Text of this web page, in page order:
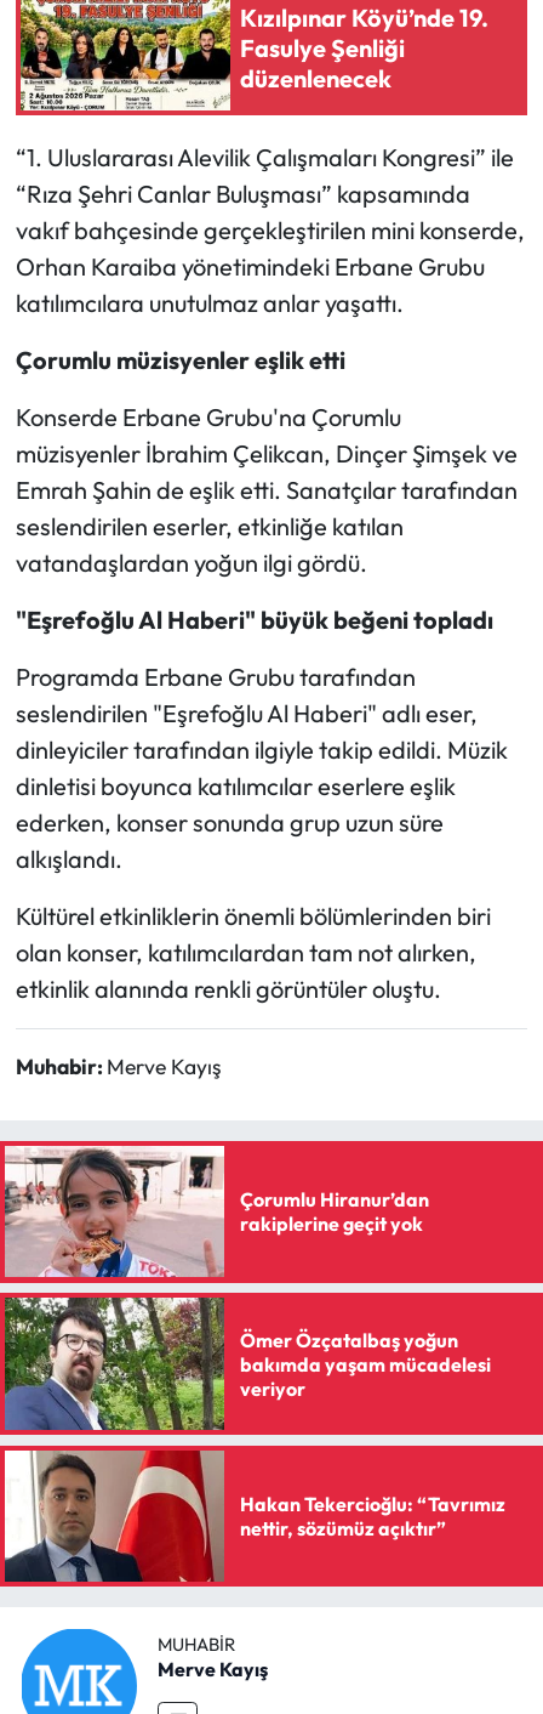
Kızılpınar Köyü’nde 19.
Fasulye Şenliği
düzenlenecek
“1. Uluslararası Alevilik Çalışmaları Kongresi” ile
“Rıza Şehri Canlar Buluşması” kapsamında
vakıf bahçesinde gerçekleştirilen mini konserde,
Orhan Karaiba yönetimindeki Erbane Grubu
katılımcılara unutulmaz anlar yaşattı.
Çorumlu müzisyenler eşlik etti
Konserde Erbane Grubu'na Çorumlu
müzisyenler İbrahim Çelikcan, Dinçer Şimşek ve
Emrah Şahin de eşlik etti. Sanatçılar tarafından
seslendirilen eserler, etkinliğe katılan
vatandaşlardan yoğun ilgi gördü.
"Eşrefoğlu Al Haberi" büyük beğeni topladı
Programda Erbane Grubu tarafından
seslendirilen "Eşrefoğlu Al Haberi" adlı eser,
dinleyiciler tarafından ilgiyle takip edildi. Müzik
dinletisi boyunca katılımcılar eserlere eşlik
ederken, konser sonunda grup uzun süre
alkışlandı.
Kültürel etkinliklerin önemli bölümlerinden biri
olan konser, katılımcılardan tam not alırken,
etkinlik alanında renkli görüntüler oluştu.
Muhabir: Merve Kayış
Çorumlu Hiranur’dan
rakiplerine geçit yok
Ömer Özçatalbaş yoğun
bakımda yaşam mücadelesi
veriyor
Hakan Tekercioğlu: “Tavrımız
nettir, sözümüz açıktır”
MUHABIR
Merve Kayış
Laçin Haberleri
Magazin
Oğuzlar Haberleri
Ortaköy Haberleri
Resmi İlan
Resmi Reklam
Sağlık
Siyaset
Sungurlu Haberleri
Turizm
Yaşam
Yayla Haber
Yemek Tarifleri